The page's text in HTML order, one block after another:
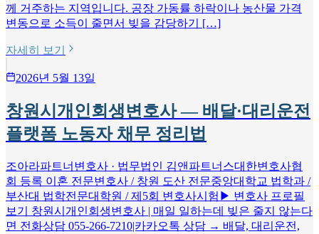
께 거주하는 지역입니다. 공장 가동률 하락이나 농산물 가격
변동으로 소득이 줄면서 빚을 감당하기 […]
자세히 보기
2026년 5월 13일
창원시개인회생변호사 — 배달·대리운전
플랫폼 노동자 채무 정리법
조아라파트너변호사 · 법무법인 김앤파트너스대한변호사협
회 등록 이혼 전문변호사 / 창원 도산 전문중앙대학교 법학과 /
부산대 법학전문대학원 / 제5회 변호사시험▶ 변호사 프로필
보기 창원시개인회생변호사 | 매일 일하는데 빚은 줄지 않는다
면 전화상담 055-266-7210|카카오톡 상담 → 배달, 대리운전,